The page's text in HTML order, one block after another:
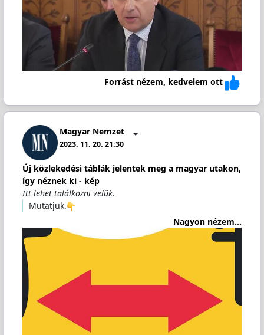
Forrást nézem, kedvelem ott
Magyar Nemzet
2023. 11. 20. 21:30
Új közlekedési táblák jelentek meg a magyar utakon,
így néznek ki - kép
Itt lehet találkozni velük.
Mutatjuk.
Nagyon nézem...